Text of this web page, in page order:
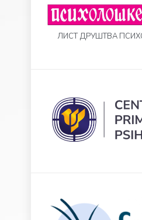
ЛИСТ ДРУШТВА